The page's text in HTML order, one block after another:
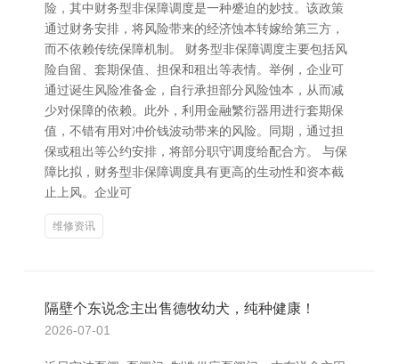
险，其中财务型非保障调度是一种蹙迫的妙技。该政策
通过财务安排，将风险带来的经济蚀本转嫁给第三方，
而不依赖传统保障机制。 财务型非保障调度主要包括风
险自留、套期保值、担保和租出等表情。举例，企业可
通过诞生风险准备金，自行承担部分风险蚀本，从而减
少对保障的依赖。此外，利用金融繁衍器用进行套期保
值，不错有用对冲价钱波动带来的风险。同期，通过担
保或租出等公约安排，将部分职守调度给配合方。 与保
障比拟，财务型非保障调度具有更高的生动性和资本截
止上风。企业可
维修资讯
隔壁个东说念主出售德牧幼犬，纯种健康！
2026-07-01